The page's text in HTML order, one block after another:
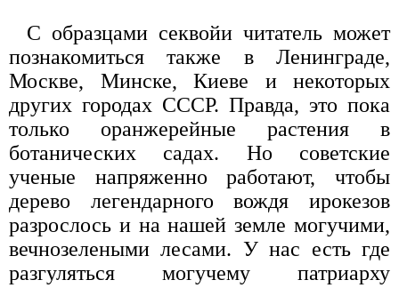
С образцами секвойи читатель может
познакомиться также в Ленинграде,
Москве, Минске, Киеве и некоторых
других городах СССР. Правда, это пока
только оранжерейные растения в
ботанических садах. Но советские
ученые напряженно работают, чтобы
дерево легендарного вождя ирокезов
разрослось и на нашей земле могучими,
вечнозелеными лесами. У нас есть где
разгуляться могучему патриарху